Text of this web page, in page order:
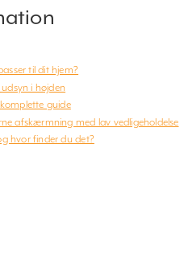
til dit hjem?
i højden
guide
afskærmning med lav vedligeholdelse
hvor finder du det?